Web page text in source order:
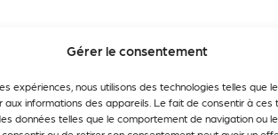
Gérer le consentement
expériences, nous utilisons des technologies telles que
informations des appareils. Le fait de consentir à ces
données telles que le comportement de navigation ou